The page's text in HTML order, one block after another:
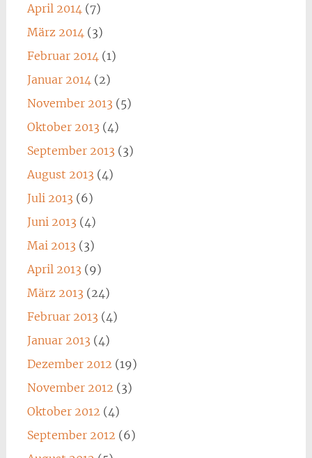
April 2014 (7)
März 2014 (3)
Februar 2014 (1)
Januar 2014 (2)
November 2013 (5)
Oktober 2013 (4)
September 2013 (3)
August 2013 (4)
Juli 2013 (6)
Juni 2013 (4)
Mai 2013 (3)
April 2013 (9)
März 2013 (24)
Februar 2013 (4)
Januar 2013 (4)
Dezember 2012 (19)
November 2012 (3)
Oktober 2012 (4)
September 2012 (6)